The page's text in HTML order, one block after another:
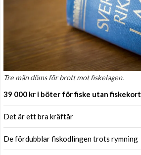
Tre män döms för brott mot fiskelagen.
39 000 kr i böter för fiske utan fiskekort
Det är ett bra kräftår
De fördubblar fiskodlingen trots rymning